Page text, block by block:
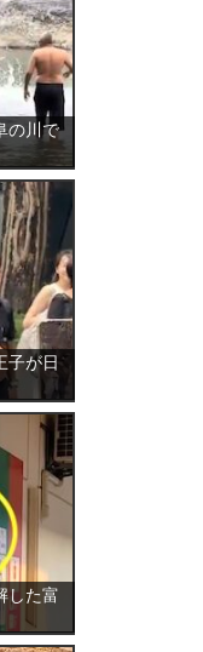
の川で
子が日
した富